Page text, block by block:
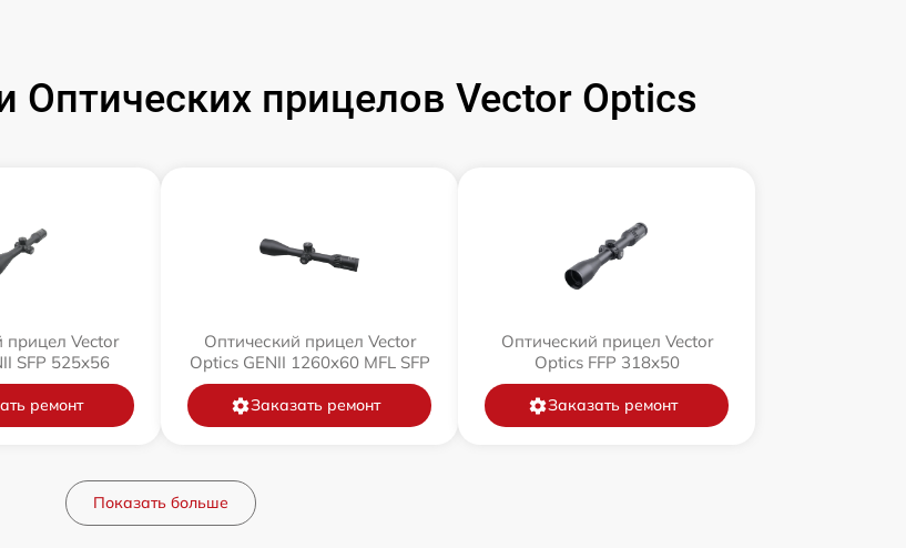
прицелов Vector Optics
прицел Vector
SFP 525x56
ремонт
Оптический прицел Vector
Optics GENII 1260x60 MFL SFP
Заказать ремонт
Оптический прицел Vector
Optics FFP 318x50
Заказать ремонт
Показать больше